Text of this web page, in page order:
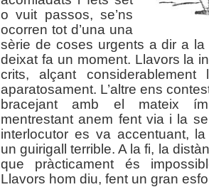
o vuit passos, se’ns
ocorren tot d’una una
sèrie de coses urgents a dir a
deixat fa un moment. Llavors la
crits, alçant considerablement
aparatosament. L’altre ens
bracejant amb el mateix
mentrestant anem fent via i la
interlocutor es va accentuant,
un guirigall terrible. A la fi, la
que pràcticament és
Llavors hom diu, fent un gran